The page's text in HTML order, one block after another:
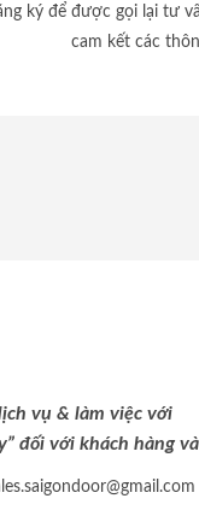
ký để được gọi lại tư
cam kết các
vụ & làm việc với
đối với khách hàng